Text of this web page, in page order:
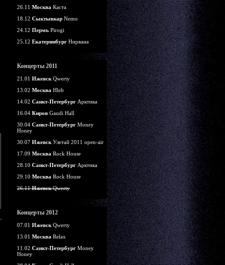
26.11 Москва Каста
18.12 Сыктывкар Nemo
24.12 Пермь Pirogi
25.12 Екатеринбург Нирвана
Концерты 2011
21.01 Ижевск Qwerty
13.02 Москва Hleb
14.02 Санкт-Петербург Арктика
16.04 Киров Gaudi Hall
30.04 Санкт-Петербург Money
Honey
30.07 Ижевск Улетай 2011 open-air
17.09 Москва Rock House
28.10 Санкт-Петербург Арктика
29.10 Москва Rock House
26.11ИжевскQwerty
Концерты 2012
07.01 Ижевск Qwerty
13.01 Москва Relax
11.02 Санкт-Петербург Money
Honey